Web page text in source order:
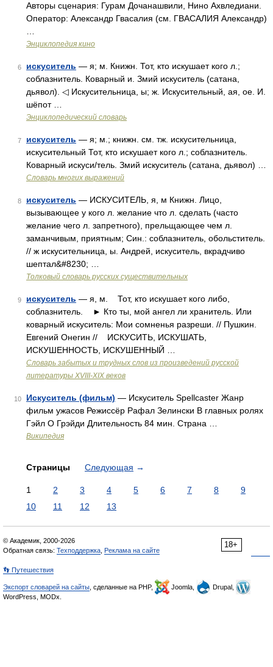
Авторы сценария: Гурам Дочанашвили, Нино Ахвледиани.
Оператор: Александр Гвасалия (см. ГВАСАЛИЯ Александр)
Энциклопедия кино
6 искуситель — я; м. Книжн. Тот, кто искушает кого л.;
соблазнитель. Коварный и. Змий искуситель (сатана,
дьявол). ◁ Искусительница, ы; ж. Искусительный, ая, ое. И.
шёпот …
Энциклопедический словарь
7 искуситель — я; м.; книжн. см. тж. искусительница,
искусительный Тот, кто искушает кого л.; соблазнитель.
Коварный искуси/тель. Змий искуситель (сатана, дьявол) …
Словарь многих выражений
8 искуситель — ИСКУСИТЕЛЬ, я, м Книжн. Лицо,
вызывающее у кого л. желание что л. сделать (часто
желание чего л. запретного), прельщающее чем л.
заманчивым, приятным; Син.: соблазнитель, обольститель.
// ж искусительница, ы. Андрей, искуситель, вкрадчиво
шептал&#8230; …
Толковый словарь русских существительных
9 искуситель — я, м. Тот, кто искушает кого либо,
соблазнитель. ► Кто ты, мой ангел ли хранитель. Или
коварный искуситель: Мои сомненья разреши. // Пушкин.
Евгений Онегин // ИСКУСИТЬ, ИСКУШАТЬ,
ИСКУШЕННОСТЬ, ИСКУШЕННЫЙ …
Словарь забытых и трудных слов из произведений русской
литературы ХVIII-ХIХ веков
10 Искуситель (фильм) — Искуситель Spellcaster Жанр
фильм ужасов Режиссёр Рафал Зелински В главных ролях
Гэйл О Грэйди Длительность 84 мин. Страна …
Википедия
Страницы Следующая →
1 2 3 4 5 6 7 8
9
10
11 12 13
18+
© Академик, 2000-2026
Обратная связь: Техподдержка Реклама на сайте
👣 Путешествия
Экспорт словарей на сайты , сделанные на PHP, Joomla,
Drupal,
WordPress, MODx.